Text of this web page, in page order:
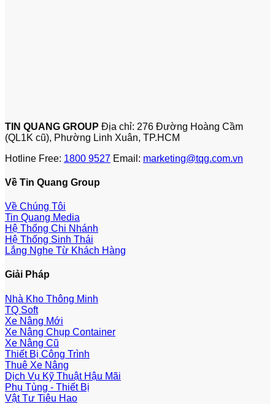
TIN QUANG GROUP Địa chỉ: 276 Đường Hoàng Cầm
(QL1K cũ), Phường Linh Xuân, TP.HCM
Hotline Free: 1800 9527 Email: marketing@tqg.com.vn
Về Tin Quang Group
Về Chúng Tôi
Tin Quang Media
Hệ Thống Chi Nhánh
Hệ Thống Sinh Thái
Lắng Nghe Từ Khách Hàng
Giải Pháp
Nhà Kho Thông Minh
TQ Soft
Xe Nâng Mới
Xe Nâng Chụp Container
Xe Nâng Cũ
Thiết Bị Công Trình
Thuê Xe Nâng
Dịch Vụ Kỹ Thuật Hậu Mãi
Phụ Tùng - Thiết Bị
Vật Tư Tiêu Hao